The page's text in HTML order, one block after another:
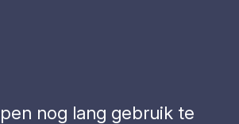
nog lang gebruik te